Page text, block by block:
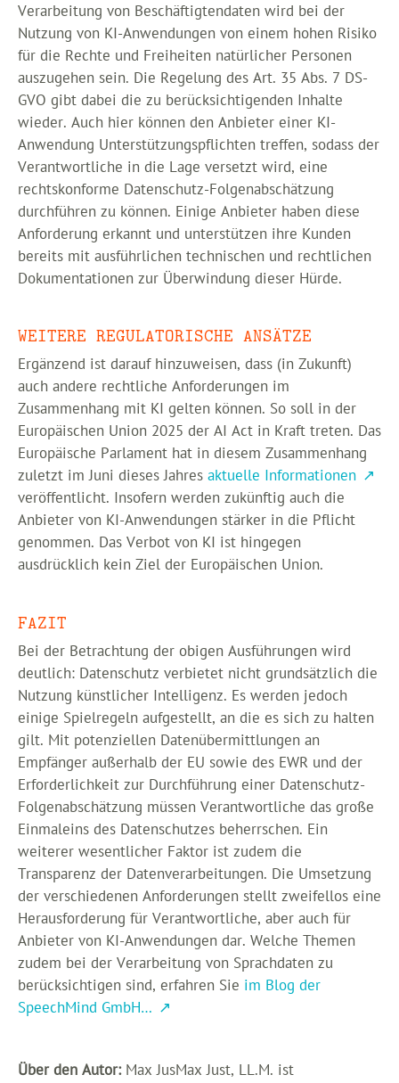
Verarbeitung von Beschäftigtendaten wird bei der
Nutzung von KI-Anwendungen von einem hohen Risiko
für die Rechte und Freiheiten natürlicher Personen
auszugehen sein. Die Regelung des Art. 35 Abs. 7 DS-
GVO gibt dabei die zu berücksichtigenden Inhalte
wieder. Auch hier können den Anbieter einer KI-
Anwendung Unterstützungspflichten treffen, sodass der
Verantwortliche in die Lage versetzt wird, eine
rechtskonforme Datenschutz-Folgenabschätzung
durchführen zu können. Einige Anbieter haben diese
Anforderung erkannt und unterstützen ihre Kunden
bereits mit ausführlichen technischen und rechtlichen
Dokumentationen zur Überwindung dieser Hürde.
WEITERE REGULATORISCHE ANSÄTZE
Ergänzend ist darauf hinzuweisen, dass (in Zukunft)
auch andere rechtliche Anforderungen im
Zusammenhang mit KI gelten können. So soll in der
Europäischen Union 2025 der AI Act in Kraft treten. Das
Europäische Parlament hat in diesem Zusammenhang
zuletzt im Juni dieses Jahres aktuelle Informationen
veröffentlicht. Insofern werden zukünftig auch die
Anbieter von KI-Anwendungen stärker in die Pflicht
genommen. Das Verbot von KI ist hingegen
ausdrücklich kein Ziel der Europäischen Union.
FAZIT
Bei der Betrachtung der obigen Ausführungen wird
deutlich: Datenschutz verbietet nicht grundsätzlich die
Nutzung künstlicher Intelligenz. Es werden jedoch
einige Spielregeln aufgestellt, an die es sich zu halten
gilt. Mit potenziellen Datenübermittlungen an
Empfänger außerhalb der EU sowie des EWR und der
Erforderlichkeit zur Durchführung einer Datenschutz-
Folgenabschätzung müssen Verantwortliche das große
Einmaleins des Datenschutzes beherrschen. Ein
weiterer wesentlicher Faktor ist zudem die
Transparenz der Datenverarbeitungen. Die Umsetzung
der verschiedenen Anforderungen stellt zweifellos eine
Herausforderung für Verantwortliche, aber auch für
Anbieter von KI-Anwendungen dar. Welche Themen
zudem bei der Verarbeitung von Sprachdaten zu
berücksichtigen sind, erfahren Sie im Blog der
SpeechMind GmbH…
Über den Autor:Max JusMax Just, LL.M. ist